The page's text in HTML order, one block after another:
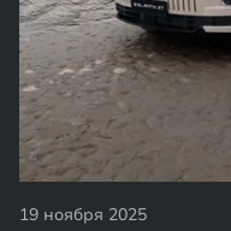
19 ноября 2025